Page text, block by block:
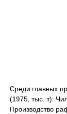
Среди главных
(1975, тыс. т):
Производство